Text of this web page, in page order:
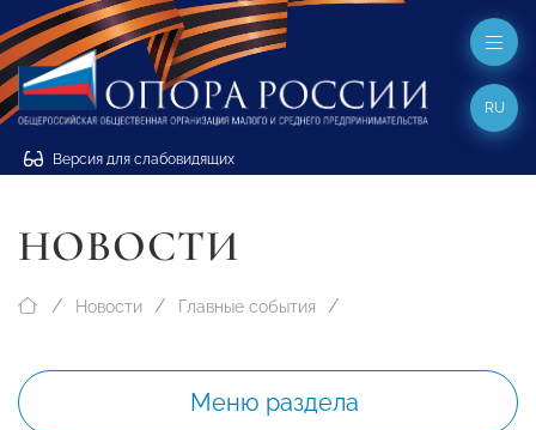
Версия для слабовидящих
RU
НОВОСТИ
Новости Главные события
Меню раздела